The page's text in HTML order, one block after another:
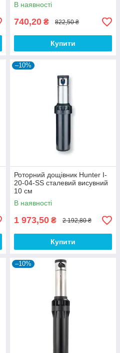
В наявності
740,20 ₴ 822,50 ₴
Купити
–10%
Роторний дощівник Hunter I-
20-04-SS сталевий висувний
10 см
В наявності
1 973,50 ₴ 2 192,80 ₴
Купити
–10%